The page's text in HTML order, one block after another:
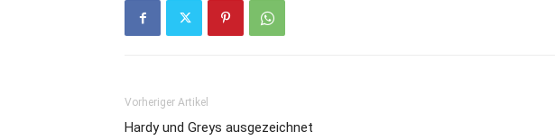
Vorheriger Artikel
Hardy und Greys ausgezeichnet